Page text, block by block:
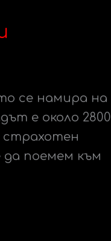
се намира на
е около 2800
страхотен
да поемем към